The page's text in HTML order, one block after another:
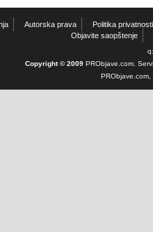
Autorska prava
Politika privatnosti
Objavite saopštenje
Copyright © 2009 PRObjave.com.
PRObjave.com,